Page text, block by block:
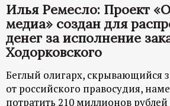
Илья Ремесло: Проект
медиа» создан для
денег за исполнение
Ходорковского
Беглый олигарх, скрывающийся
от российского правосудия,
потратить 210 миллионов